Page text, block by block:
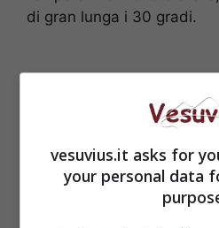
di gran lunga i 30 gradi.
vesuvius.it asks for
your personal data